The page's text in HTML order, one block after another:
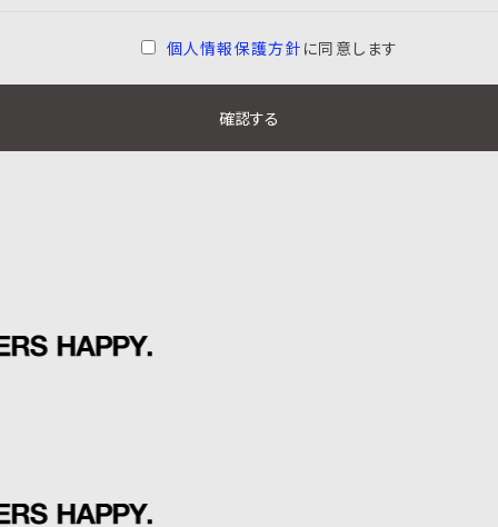
個人情報保護方針 に同意します